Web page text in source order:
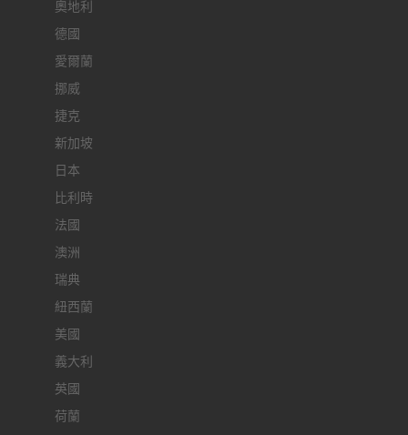
奧地利
德國
愛爾蘭
挪威
捷克
新加坡
日本
比利時
法國
澳洲
瑞典
紐西蘭
美國
義大利
英國
荷蘭